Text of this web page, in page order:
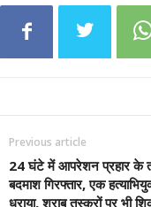
Previous article
24 घंटे में आपरेशन प्रहार के
बदमाश गिरफ्तार, एक
धराया, शराब तस्करों पर भी